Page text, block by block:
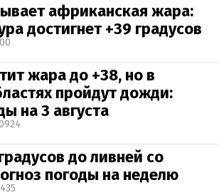
африканская жара:
достигнет +39 градусов
жара до +38, но в
пройдут дожди:
на 3 августа
до ливней со
погоды на неделю